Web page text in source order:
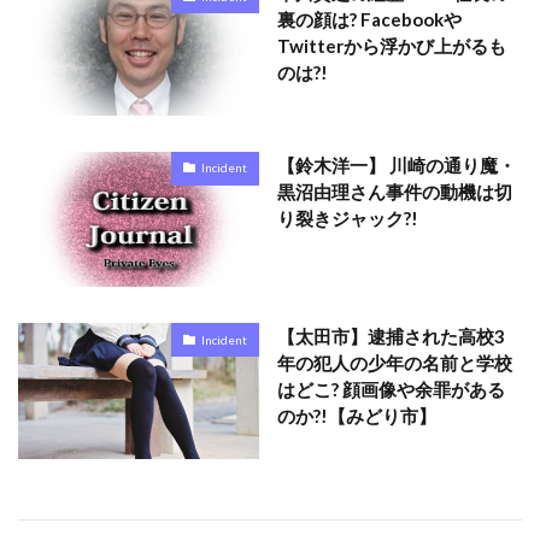
裏の顔は? Facebookや
Twitterから浮かび上がるも
のは?!
Incident
【鈴木洋一】 川崎の通り魔・
黒沼由理さん事件の動機は切
り裂きジャック?!
Incident
【太田市】逮捕された高校3
年の犯人の少年の名前と学校
はどこ? 顔画像や余罪がある
のか?!【みどり市】